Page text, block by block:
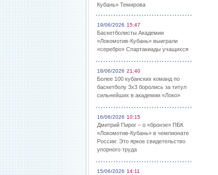
Кубань» Темирова
19/06/2026 15:47
Баскетболисты Академии
«Локомотив-Кубань» выиграли
«серебро» Спартакиады учащихся
18/06/2026 21:40
Более 100 кубанских команд по
баскетболу 3х3 боролись за титул
сильнейших в академии «Локо»
16/06/2026 10:15
Дмитрий Пирог – о «бронзе» ПБК
«Локомотив-Кубань» в чемпионате
России: Это яркое свидетельство
упорного труда
15/06/2026 14:11